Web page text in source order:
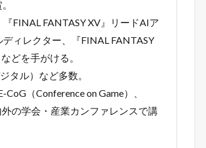
FINAL FANTASY XV』リードAIア
ィレクター、『FINAL FANTASY
どを手がける。
タル）など多数。
（Conference on Game）、
の学会・産業カンファレンスで講